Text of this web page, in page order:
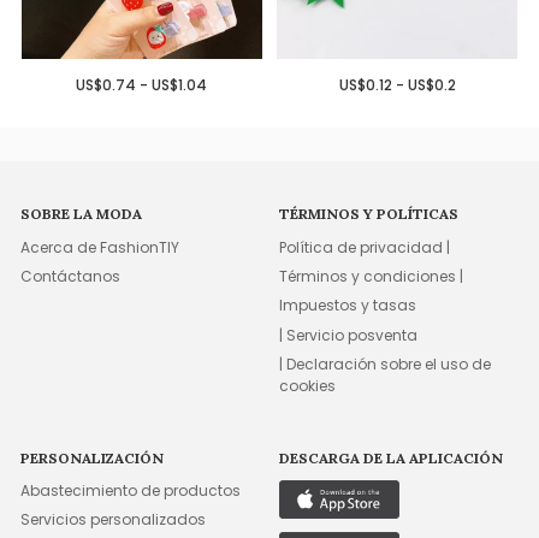
US$0.74 - US$1.04 US$0.12 - US$0.2
SOBRE LA MODA
Acerca de FashionTIY
Contáctanos
TÉRMINOS Y POLÍTICAS
Política de privacidad |
Términos y condiciones |
Impuestos y tasas
| Servicio posventa
| Declaración sobre el uso de
cookies
PERSONALIZACIÓN
Abastecimiento de productos
Servicios personalizados
DESCARGA DE LA APLICACIÓN